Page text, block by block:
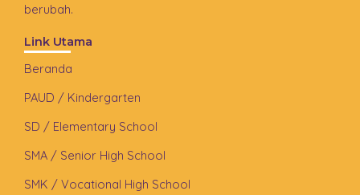
berubah.
Link Utama
Beranda
PAUD / Kindergarten
SD / Elementary School
SMA / Senior High School
SMK / Vocational High School